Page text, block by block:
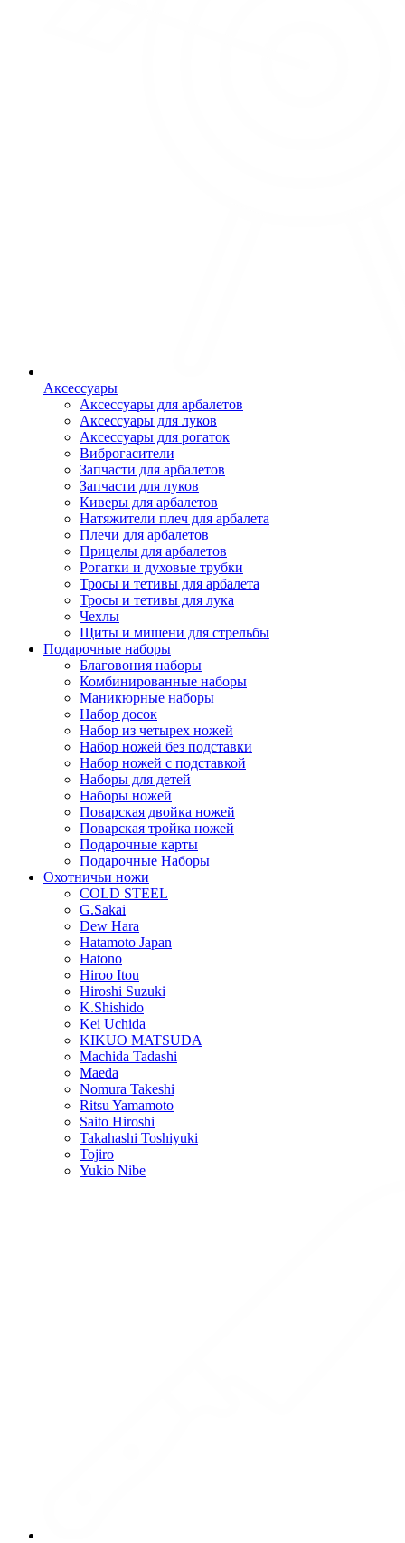
Аксессуары
Аксессуары для арбалетов
Аксессуары для луков
Аксессуары для рогаток
Виброгасители
Запчасти для арбалетов
Запчасти для луков
Киверы для арбалетов
Натяжители плеч для арбалета
Плечи для арбалетов
Прицелы для арбалетов
Рогатки и духовые трубки
Тросы и тетивы для арбалета
Тросы и тетивы для лука
Чехлы
Щиты и мишени для стрельбы
Подарочные наборы
Благовония наборы
Комбинированные наборы
Маникюрные наборы
Набор досок
Набор из четырех ножей
Набор ножей без подставки
Набор ножей с подставкой
Наборы для детей
Наборы ножей
Поварская двойка ножей
Поварская тройка ножей
Подарочные карты
Подарочные Наборы
Охотничьи ножи
COLD STEEL
G.Sakai
Dew Hara
Hatamoto Japan
Hatono
Hiroo Itou
Hiroshi Suzuki
K.Shishido
Kei Uchida
KIKUO MATSUDA
Machida Tadashi
Maeda
Nomura Takeshi
Ritsu Yamamoto
Saito Hiroshi
Takahashi Toshiyuki
Tojiro
Yukio Nibe